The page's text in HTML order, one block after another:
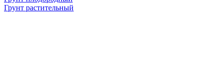
Грунт растительный